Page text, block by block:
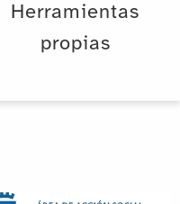
Herramientas
propias